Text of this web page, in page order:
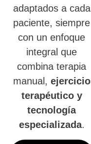
adaptados a cada
paciente, siempre
con un enfoque
integral que
combina terapia
manual, ejercicio
terapéutico y
tecnología
especializada.